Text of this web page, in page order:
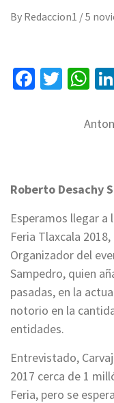
By Redaccion1 /5
Roberto Desachy
Esperamos llegar
Feria Tlaxcala
Organizador del
Sampedro, quien
pasadas, en la
notorio en la
entidades.
Entrevistado,
2017 cerca de 1
Feria, pero se